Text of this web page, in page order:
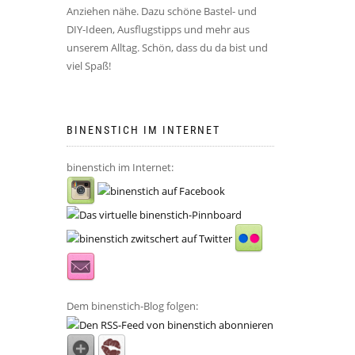
Anziehen nähe. Dazu schöne Bastel- und
DIY-Ideen, Ausflugstipps und mehr aus
unserem Alltag. Schön, dass du da bist und
viel Spaß!
BINENSTICH IM INTERNET
binenstich im Internet:
Dem binenstich-Blog folgen: